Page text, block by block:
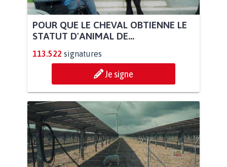
POUR QUE LE CHEVAL OBTIENNE LE
STATUT D'ANIMAL DE...
113.522 signatures
Je signe